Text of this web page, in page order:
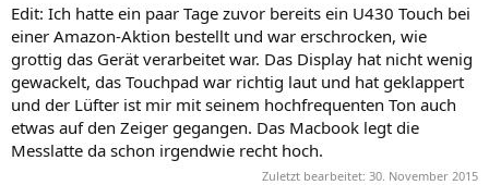
Edit: Ich hatte ein paar Tage zuvor bereits ein U430 Touch bei
einer Amazon-Aktion bestellt und war erschrocken, wie
grottig das Gerät verarbeitet war. Das Display hat nicht wenig
gewackelt, das Touchpad war richtig laut und hat geklappert
und der Lüfter ist mir mit seinem hochfrequenten Ton auch
etwas auf den Zeiger gegangen. Das Macbook legt die
Messlatte da schon irgendwie recht hoch.
Zuletzt bearbeitet: 30. November 2015